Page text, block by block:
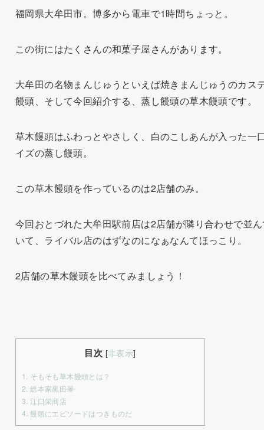
福岡県大牟田市。博多から電車で1時間ちょっと。
この街にはたくさんの和菓子屋さんがあります。
大牟田の名物まんじゅうといえば焼きまんじゅうのカス
饅頭、そして今回紹介する、蒸し饅頭の草木饅頭です。
草木饅頭はふわっとやさしく、白のこしあんが入った一
イズの蒸し饅頭。
この草木饅頭を作っているのは2店舗のみ。
今回おとづれた大牟田駅前店は2店舗が隣り合わせで並
いて、ライバル店のはずなのになぁなんてほっこり。
2店舗の草木饅頭を比べてみましょう！
目次 [非表示]
1.
そもそも草木饅頭とは？
2. 総本家黒田屋
3. 江口栄商店
4. 饅頭にエピソードはつきものだ